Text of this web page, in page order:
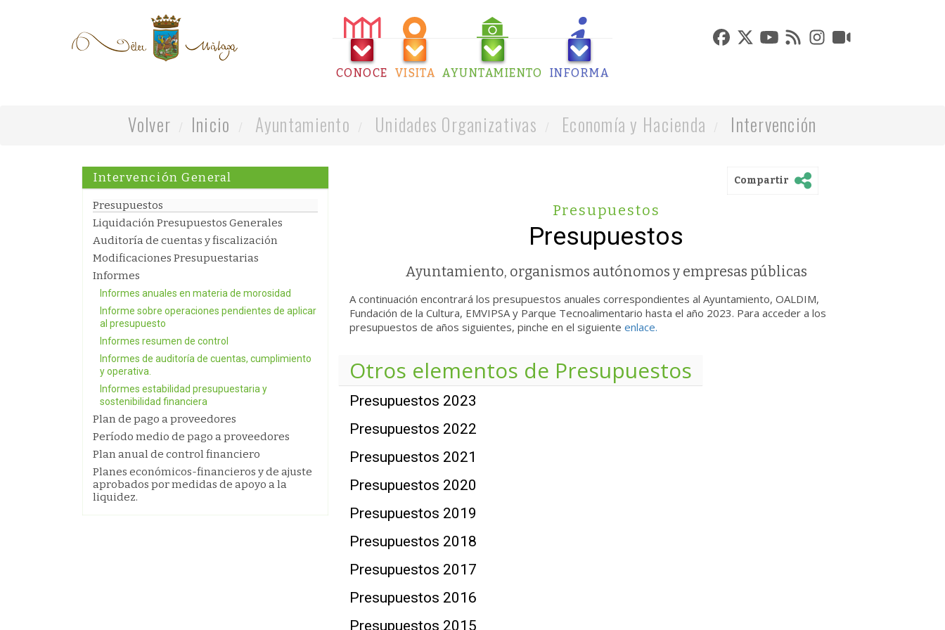
CONOCE VISITA AYUNTAMIENTO INFORMA
Volver Inicio Ayuntamiento Unidades Organizativas Economía y Hacienda Intervención
Intervención General
Presupuestos
Liquidación Presupuestos Generales
Auditoría de cuentas y fiscalización
Modificaciones Presupuestarias
Informes
Informes anuales en materia de morosidad
Informe sobre operaciones pendientes de aplicar
al presupuesto
Informes resumen de control
Informes de auditoría de cuentas, cumplimiento
y operativa.
Informes estabilidad presupuestaria y
sostenibilidad financiera
Plan de pago a proveedores
Período medio de pago a proveedores
Plan anual de control financiero
Planes económicos-financieros y de ajuste
aprobados por medidas de apoyo a la
liquidez.
Compartir
Presupuestos
Presupuestos
Ayuntamiento, organismos autónomos y empresas públicas
A continuación encontrará los presupuestos anuales correspondientes al Ayuntamiento, OALDIM,
Fundación de la Cultura, EMVIPSA y Parque Tecnoalimentario hasta el año 2023. Para acceder a los
presupuestos de años siguientes, pinche en el siguiente enlace.
Otros elementos de Presupuestos
Presupuestos 2023
Presupuestos 2022
Presupuestos 2021
Presupuestos 2020
Presupuestos 2019
Presupuestos 2018
Presupuestos 2017
Presupuestos 2016
Presupuestos 2015